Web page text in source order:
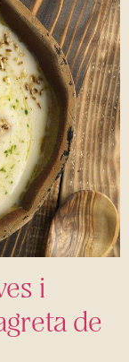
i
de